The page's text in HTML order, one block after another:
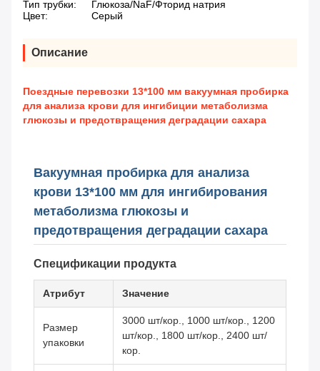
Тип трубки:
Глюкоза/NaF/Фторид натрия
Цвет:
Серый
Описание
Поездные перевозки 13*100 мм вакуумная пробирка
для анализа крови для ингибиции метаболизма
глюкозы и предотвращения деградации сахара
Вакуумная пробирка для анализа
крови 13*100 мм для ингибирования
метаболизма глюкозы и
предотвращения деградации сахара
Спецификации продукта
Атрибут Значение
Размер
упаковки
3000 шт/кор., 1000 шт/кор., 1200
шт/кор., 1800 шт/кор., 2400 шт/
кор.